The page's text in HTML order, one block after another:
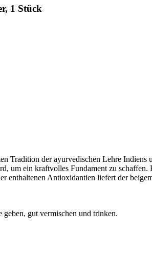
1 Stück
Tradition der ayurvedischen Lehre
um ein kraftvolles Fundament zu
enthaltenen Antioxidantien liefert der
gut vermischen und trinken.